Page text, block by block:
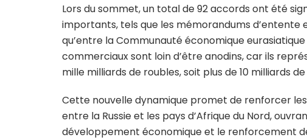
Lors du sommet, un total de 92 accords ont été
importants, tels que les mémorandums d’entente
qu’entre la Communauté économique
commerciaux sont loin d’être anodins, car ils
mille milliards de roubles, soit plus de 10 milliards
Cette nouvelle dynamique promet de renforcer
entre la Russie et les pays d’Afrique du Nord,
développement économique et le renforcement